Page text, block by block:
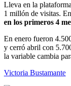
Lleva en la
1 millón de visitas.
en los primeros 4
En enero fueron
y cerró abril con
la variable cambia
Victoria Bustamante